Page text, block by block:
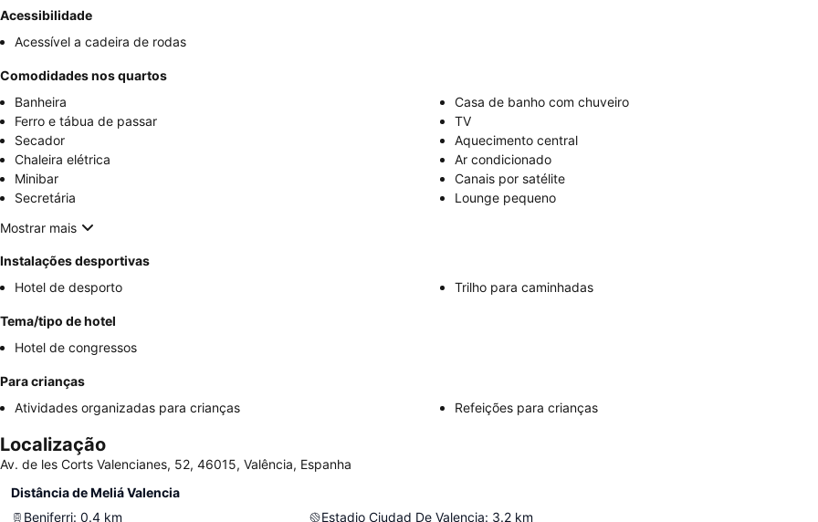
Acessibilidade
Acessível a cadeira de rodas
Comodidades nos quartos
Banheira
Casa de banho com chuveiro
Ferro e tábua de passar
TV
Secador
Aquecimento central
Chaleira elétrica
Ar condicionado
Minibar
Canais por satélite
Secretária
Lounge pequeno
Mostrar mais
Instalações desportivas
Hotel de desporto
Trilho para caminhadas
Tema/tipo de hotel
Hotel de congressos
Para crianças
Atividades organizadas para crianças
Refeições para crianças
Localização
Av. de les Corts Valencianes, 52, 46015, Valência, Espanha
Distância de Meliá Valencia
Beniferri: 0.4 km Estadio Ciudad De Valencia: 3.2 km